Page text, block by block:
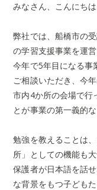
みなさん、こんにちは
弊社では、船橋市の
の学習支援事業を運営
今年で5年目になる事
ご相談いただき、今
市内4か所の会場で行
とが事業の第一義的な
勉強を教えることは
所」としての機能も
保護者が日本語を話
な背景をもつ子どもた